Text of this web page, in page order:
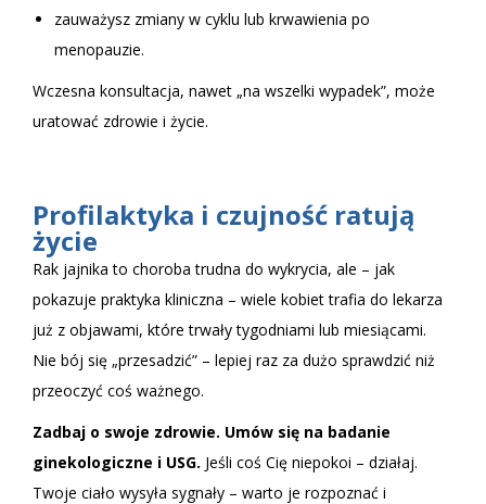
zauważysz zmiany w cyklu lub krwawienia po
menopauzie.
Wczesna konsultacja, nawet „na wszelki wypadek”, może
uratować zdrowie i życie.
Profilaktyka i czujność ratują
życie
Rak jajnika to choroba trudna do wykrycia, ale – jak
pokazuje praktyka kliniczna – wiele kobiet trafia do lekarza
już z objawami, które trwały tygodniami lub miesiącami.
Nie bój się „przesadzić” – lepiej raz za dużo sprawdzić niż
przeoczyć coś ważnego.
Zadbaj o swoje zdrowie. Umów się na badanie
ginekologiczne i USG. Jeśli coś Cię niepokoi – działaj.
Twoje ciało wysyła sygnały – warto je rozpoznać i